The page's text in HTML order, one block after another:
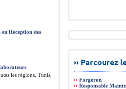
››
››Forgeron
››Responsable
Réception des
les régions, Tunis,